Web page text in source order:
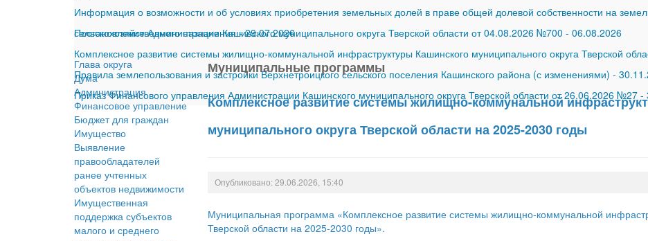
Информация о возможности и об условиях приобретения земельных долей в праве общей долевой собственности на
сельскохозяйственного назначения-29.07.2026
Постановление Администрации Кашинского муниципального округа Тверской области от 04.08.2026 №700 - 06.08.2026
Комплексное развитие системы жилищно-коммунальной инфраструктуры Кашинского муниципального округа Тверской
Правила землепользования и застройки Верхнетроицкого сельского поселения Кашинского района (с изменениями) -
Приказ Финансового управления Администрации Кашинского муниципального округа Тверской области от 26.06.2026 №27 -
Глава округа
Дума
Администрация
Финансовое управление
Бюджет для граждан
Имущество
Выявление
правообладателей
ранее учтенных
объектов недвижимости
Имущественная
поддержка субъектов
малого и среднего
Муниципальные программы
Комплексное развитие системы жилищно-коммунальной
муниципального округа Тверской области на 2025-2030 годы
Опубликовано: 29.06.2026, 15:40
Муниципальная программа «Комплексное развитие системы жилищно-коммунальной
Тверской области на 2025-2030 годы».